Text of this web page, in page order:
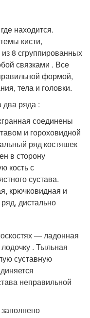
находится.
кисти,
8 сгруппированных
связками . Все
формой,
тела и головки.
два ряда :
соединены
и гороховидной
ряд костяшек
в сторону
кость с
сустава.
крючковидная и
дистально
— ладонная
. Тыльная
суставную
неправильной